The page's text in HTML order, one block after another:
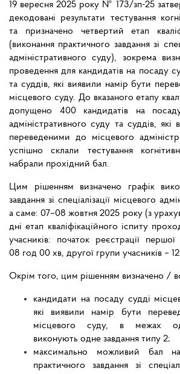
19 вересня 2025 року № 173/зп-25
декодовані результати тестування
та призначено четвертий етап
(виконання практичного завдання зі
адміністративного суду), зокрема
проведення для кандидатів на посаду
та суддів, які виявили намір бути
місцевого суду. До вказаного етапу
допущено 400 кандидатів на
адміністративного суду та суддів, які
переведеними до місцевого
успішно склали тестування
набрали прохідний бал.
Цим рішенням визначено графік
завдання зі спеціалізації місцевого
а саме: 07–08 жовтня 2025 року (з
дні етап кваліфікаційного іспиту
учасників: початок реєстрації
08 год 00 хв, другої групи учасників –
Окрім того, цим рішенням визначено /
кандидати на посаду судді
які виявили намір бути
місцевого суду, в межах
виконують одне завдання типу 2;
максимально можливий бал
практичного завдання зі